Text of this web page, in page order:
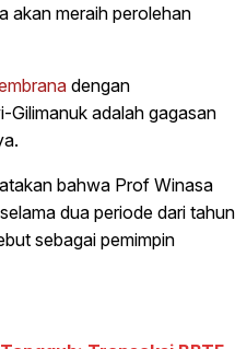
akan meraih perolehan
dengan
Gilimanuk adalah gagasan
bahwa Prof Winasa
selama dua periode dari tahun
sebagai pemimpin